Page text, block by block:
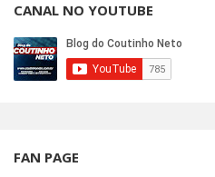
CANAL NO YOUTUBE
FAN PAGE